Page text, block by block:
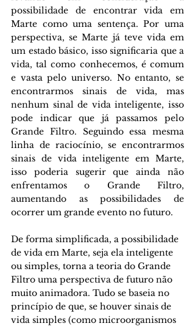
possibilidade de encontrar vida em
Marte como uma sentença. Por uma
perspectiva, se Marte já teve vida em
um estado básico, isso significaria que a
vida, tal como conhecemos, é comum
e vasta pelo universo. No entanto, se
encontrarmos sinais de vida, mas
nenhum sinal de vida inteligente, isso
pode indicar que já passamos pelo
Grande Filtro. Seguindo essa mesma
linha de raciocínio, se encontrarmos
sinais de vida inteligente em Marte,
isso poderia sugerir que ainda não
enfrentamos o Grande Filtro,
aumentando as possibilidades de
ocorrer um grande evento no futuro.
De forma simplificada, a possibilidade
de vida em Marte, seja ela inteligente
ou simples, torna a teoria do Grande
Filtro uma perspectiva de futuro não
muito animadora. Tudo se baseia no
princípio de que, se houver sinais de
vida simples (como microorganismos